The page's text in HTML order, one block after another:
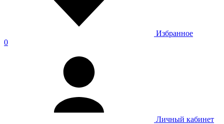
Избранное
0
Личный кабинет